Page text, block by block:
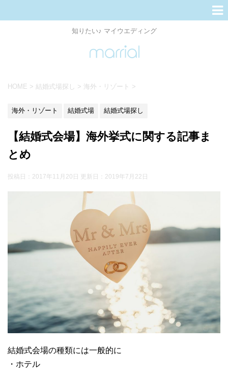
知りたい♪ マイウエディング
HOME > 結婚式場探し > 海外・リゾート >
海外・リゾート 結婚式場 結婚式場探し
【結婚式会場】海外挙式に関する記事ま
とめ
投稿日：2017年11月20日 更新日： 2019年7月22日
結婚式会場の種類には一般的に
・ホテル